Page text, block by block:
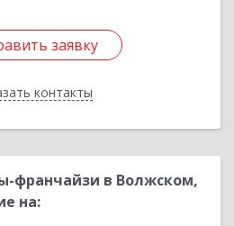
заявку
контакты
заявку
Назад
франчайзи в Волжском,
на: